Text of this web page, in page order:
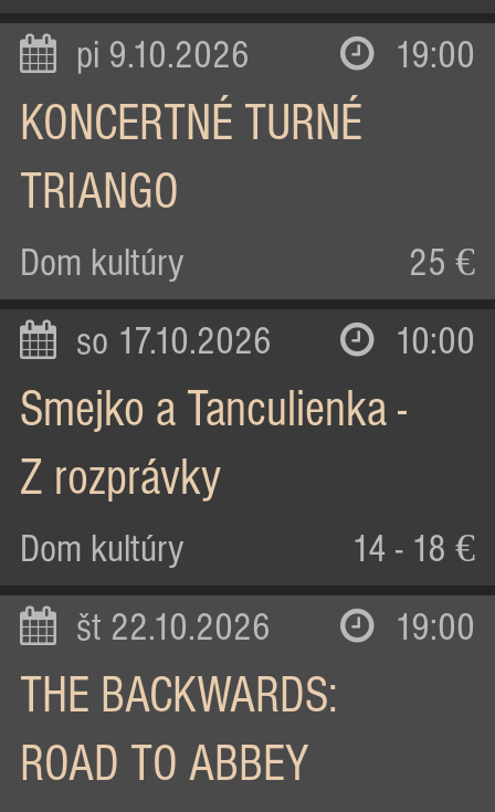
pi 9.10.2026 19:00
KONCERTNÉ TURNÉ
TRIANGO
Dom kultúry 25 €
so 17.10.2026 10:00
Smejko a Tanculienka -
Z rozprávky
Dom kultúry 14 - 18 €
št 22.10.2026 19:00
THE BACKWARDS:
ROAD TO ABBEY